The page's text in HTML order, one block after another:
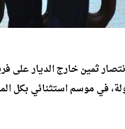
ثمين خارج الديار
في موسم استثنائي بكل